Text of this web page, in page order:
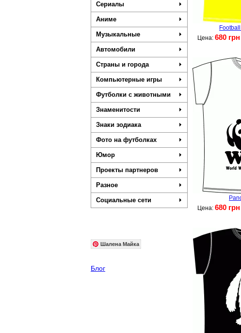
Сериалы
Аниме
Музыкальные
Автомобили
Страны и города
Компьютерные игры
Футболки с животными
Знаменитости
Знаки зодиака
Фото на футболках
Юмор
Проекты партнеров
Разное
Социальные сети
Шалена Майка
Блог
Цена: 680 грн
Цена: 680 грн